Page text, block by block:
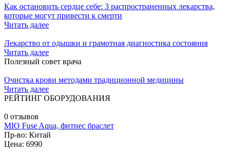
Как остановить сердце себе: 3 распространенных лекарства,
которые могут привести к смерти
Читать далее
Лекарство от одышки и грамотная диагностика состояния
Читать далее
Полезный совет врача
Очистка крови методами традиционной медицины
Читать далее
РЕЙТИНГ ОБОРУДОВАНИЯ
0 отзывов
MIO Fuse Aqua, фитнес браслет
Пр-во: Китай
Цена: 6990